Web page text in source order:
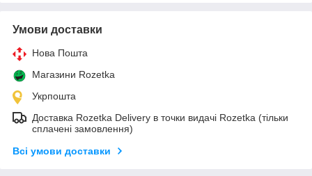
Умови доставки
Нова Пошта
Магазини Rozetka
Укрпошта
Доставка Rozetka Delivery в точки видачі Rozetka (тільки
сплачені замовлення)
Всі умови доставки